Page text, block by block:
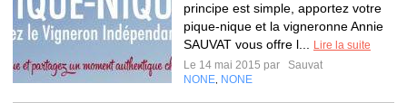
principe est simple, apportez votre
pique-nique et la vigneronne Annie
SAUVAT vous offre l...
Lire la suite
Le 14 mai 2015 par
Sauvat
NONE NONE